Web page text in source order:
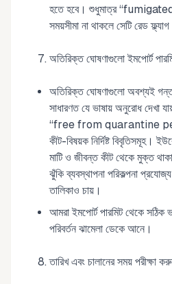
হতে হবে। শুধুমাত্র
সময়সীমা না থাকলে সেটি রেড
অতিরিক্ত ঘোষণাগুলো ইমপোর্ট
অতিরিক্ত ঘোষণাগুলো অবশ্যই
সাধারণত যে ভাষায় অনুরোধ
“free from quarantine
কীট-বিষয়ক নির্দিষ্ট বিবৃতিসমূহ।
মাটি ও জীবন্ত কীট থেকে মুক্ত
ঝুঁকি ব্যবস্থাপনা পরিকল্পনা
তালিকাও চায়।
আমরা ইমপোর্ট পারমিট থেকে সঠিক
পরিবর্তন ঝামেলা ডেকে আনে।
তারিখ এবং চালানের সময় পরীক্ষা